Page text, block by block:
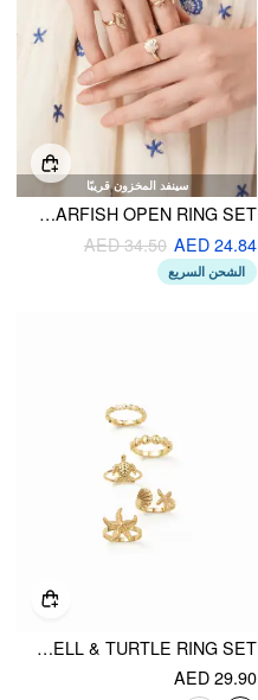
سينفد المخزون قريبًا
3PCS SHELL & STARFISH OPEN RING SET
AED 24.84
AED 34.50
الشحن السريع
5PCS STARFISH & SHELL & TURTLE RING SET
AED 29.90